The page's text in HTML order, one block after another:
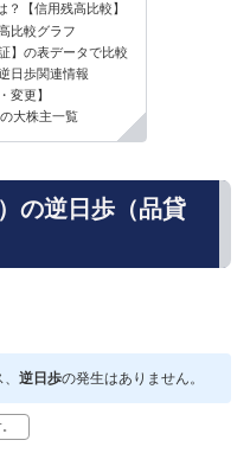
【信用残高比較】
比較グラフ
】の表データで比較
日歩関連情報
変更】
大株主一覧
の逆日歩（品貸
逆日歩の発生はありません。